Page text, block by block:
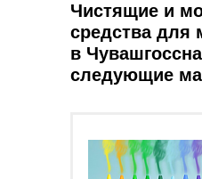
Чистящие и
средства для
в
следующие